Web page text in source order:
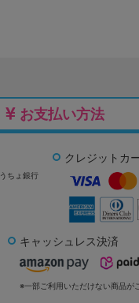
お支払い方法
ちょ銀行
クレジットカ
キャッシュレス決済
※一部ご利用いただけない商品が